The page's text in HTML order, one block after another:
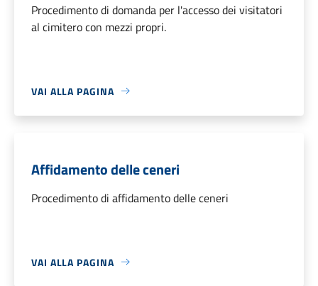
Procedimento di domanda per l'accesso dei visitatori
al cimitero con mezzi propri.
VAI ALLA PAGINA
Affidamento delle ceneri
Procedimento di affidamento delle ceneri
VAI ALLA PAGINA